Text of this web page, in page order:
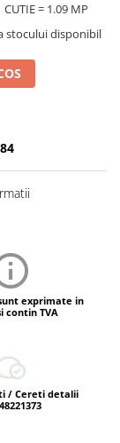
CUTIE = 1.09 MP
stocului disponibil
exprimate in
contin TVA
/ Cereti detalii